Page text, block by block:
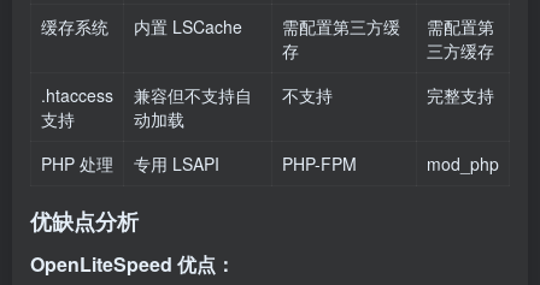
缓存系统
内置 LSCache
需配置第三方缓
存
需配置第
三方缓存
.htaccess
支持
兼容但不支持自
动加载
不支持 完整支持
PHP 处理 专用 LSAPI PHP-FPM mod_php
优缺点分析
OpenLiteSpeed 优点：